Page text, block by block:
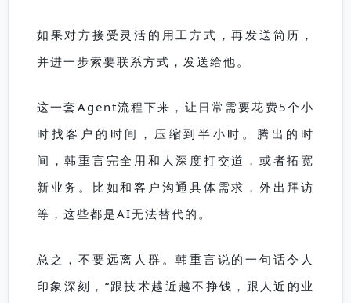
如果对方接受灵活的用工方式，再发送简历，
并进一步索要联系方式，发送给他。
这一套 Agent流程下来，让日常需要花费5个小
时找客户的时间，压缩到半小时。腾出的时
间，韩重言完全用和人深度打交道，或者拓宽
新业务。比如和客户沟通具体需求，外出拜访
等，这些都是AI无法替代的。
总之，不要远离人群。韩重言说的一句话令人
印象深刻，“跟技术越近越不挣钱，跟人近的业